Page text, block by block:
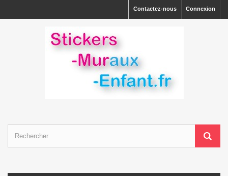
Connexion
Contactez-nous